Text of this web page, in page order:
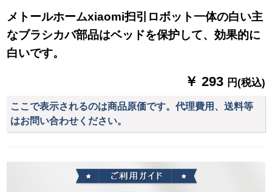
メトールホームxiaomi扫引ロボット一体の白い主
なブラシカバ部品はベッドを保护して、効果的に
白いです。
￥ 293 円(税込)
ここで表示されるのは商品原価です。代理費用、送料等
はお問い合わせください。